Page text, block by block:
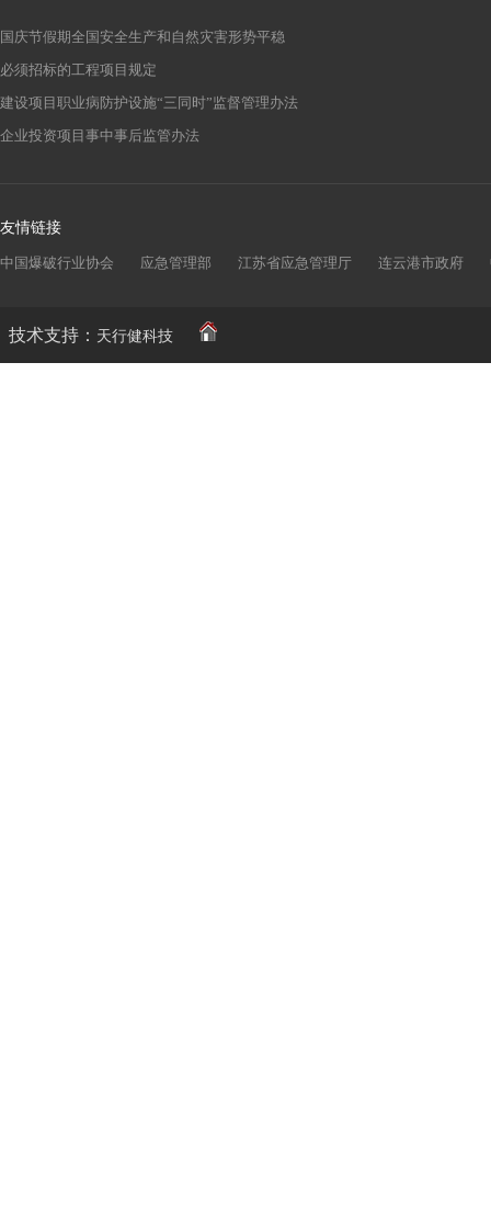
国庆节假期全国安全生产和自然灾害形势平稳
必须招标的工程项目规定
建设项目职业病防护设施“三同时”监督管理办法
企业投资项目事中事后监管办法
友情链接
中国爆破行业协会 应急管理部 江苏省应急管理厅 连云港市政府
技术支持： 天行健科技